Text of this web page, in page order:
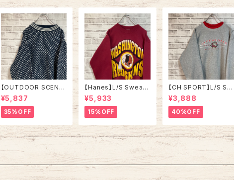
【OUTDOOR SCENE】
Design Knit L相当 ”B
ird’s Eye” デザインニ
ット 総柄ニット デザイン
ニット セーター バーズ
アイ リブライン アメリ
カ USA 古着
¥5,837
35%OFF
【Hanes】L/S Sweat
L相当 90s “ WASHIN
GTON REDSKINS” N
FL チームモノ スウェッ
ト トレーナー チームロ
ゴ ワシントン レッドスキ
ンズ ボルドー ワインレ
ッド アメリカ USA 古着
¥5,933
15%OFF
【CH SPORT】L/S Sw
eat L 90s Made in U
SA スウェット トレーナ
ー USA製 NAHL ホッ
ケー チームロゴ スポー
ツモノ アメリカ USA 古
着
¥3,888
40%OFF